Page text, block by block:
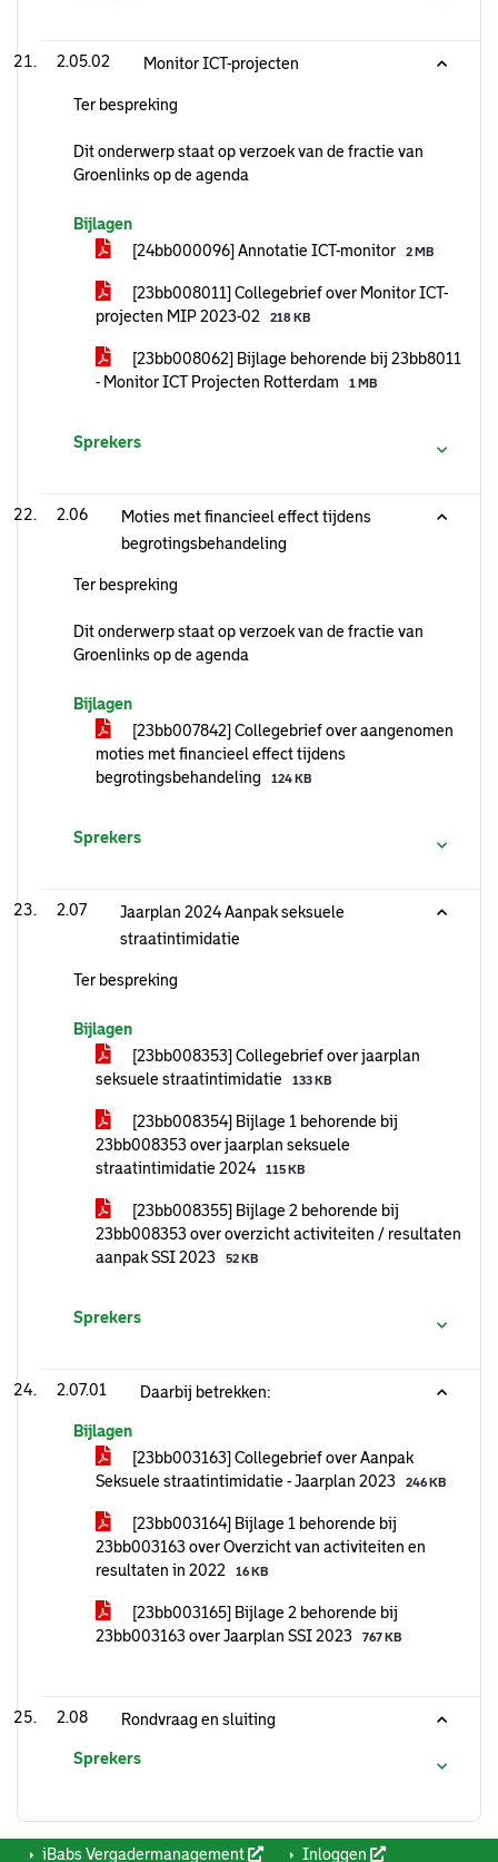
2.05.02 Monitor ICT-projecten
Ter bespreking
Dit onderwerp staat op verzoek van de fractie van
Groenlinks op de agenda
Bijlagen
[24bb000096] Annotatie ICT-monitor
2 MB
[23bb008011] Collegebrief over Monitor ICT-
projecten MIP 2023-02
218 KB
[23bb008062] Bijlage behorende bij 23bb8011
- Monitor ICT Projecten Rotterdam
1 MB
Sprekers
2.06
Moties met financieel effect tijdens
begrotingsbehandeling
Ter bespreking
Dit onderwerp staat op verzoek van de fractie van
Groenlinks op de agenda
Bijlagen
[23bb007842] Collegebrief over aangenomen
moties met financieel effect tijdens
begrotingsbehandeling
124 KB
Sprekers
2.07
Jaarplan 2024 Aanpak seksuele
straatintimidatie
Ter bespreking
Bijlagen
[23bb008353] Collegebrief over jaarplan
seksuele straatintimidatie
133 KB
[23bb008354] Bijlage 1 behorende bij
23bb008353 over jaarplan seksuele
straatintimidatie 2024
115 KB
[23bb008355] Bijlage 2 behorende bij
23bb008353 over overzicht activiteiten / resultaten
aanpak SSI 2023
52 KB
Sprekers
2.07.01 Daarbij betrekken:
Bijlagen
[23bb003163] Collegebrief over Aanpak
Seksuele straatintimidatie - Jaarplan 2023
246 KB
[23bb003164] Bijlage 1 behorende bij
23bb003163 over Overzicht van activiteiten en
resultaten in 2022
16 KB
[23bb003165] Bijlage 2 behorende bij
23bb003163 over Jaarplan SSI 2023
767 KB
2.08 Rondvraag en sluiting
Sprekers
iBabs Vergadermanagement Inloggen